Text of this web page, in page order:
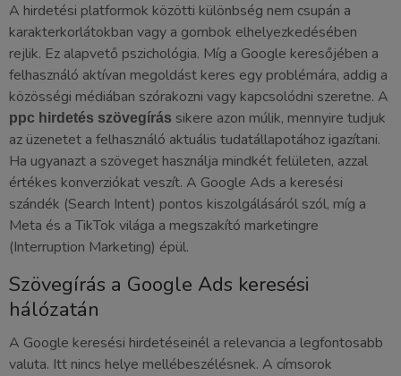
A hirdetési platformok közötti különbség nem csupán a
karakterkorlátokban vagy a gombok elhelyezkedésében
rejlik. Ez alapvető pszichológia. Míg a Google keresőjében a
felhasználó aktívan megoldást keres egy problémára, addig a
közösségi médiában szórakozni vagy kapcsolódni szeretne. A
ppc hirdetés szövegírás sikere azon múlik, mennyire tudjuk
az üzenetet a felhasználó aktuális tudatállapotához igazítani.
Ha ugyanazt a szöveget használja mindkét felületen, azzal
értékes konverziókat veszít. A Google Ads a keresési
szándék (Search Intent) pontos kiszolgálásáról szól, míg a
Meta és a TikTok világa a megszakító marketingre
(Interruption Marketing) épül.
Szövegírás a Google Ads keresési
hálózatán
A Google keresési hirdetéseinél a relevancia a legfontosabb
valuta. Itt nincs helye mellébeszélésnek. A címsorok